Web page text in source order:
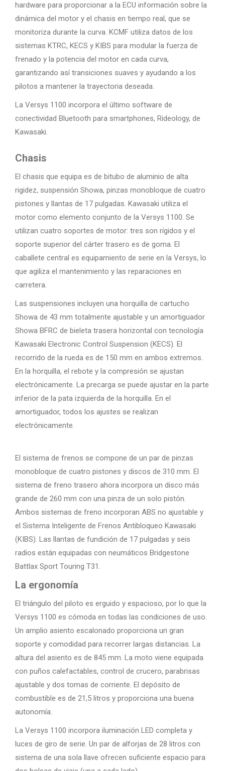
hardware para proporcionar a la ECU información sobre la
dinámica del motor y el chasis en tiempo real, que se
monitoriza durante la curva. KCMF utiliza datos de los
sistemas KTRC, KECS y KIBS para modular la fuerza de
frenado y la potencia del motor en cada curva,
garantizando así transiciones suaves y ayudando a los
pilotos a mantener la trayectoria deseada.
La Versys 1100 incorpora el último software de
conectividad Bluetooth para smartphones, Rideology, de
Kawasaki.
Chasis
El chasis que equipa es de bitubo de aluminio de alta
rigidez, suspensión Showa, pinzas monobloque de cuatro
pistones y llantas de 17 pulgadas. Kawasaki utiliza el
motor como elemento conjunto de la Versys 1100. Se
utilizan cuatro soportes de motor: tres son rígidos y el
soporte superior del cárter trasero es de goma. El
caballete central es equipamiento de serie en la Versys, lo
que agiliza el mantenimiento y las reparaciones en
carretera.
Las suspensiones incluyen una horquilla de cartucho
Showa de 43 mm totalmente ajustable y un amortiguador
Showa BFRC de bieleta trasera horizontal con tecnología
Kawasaki Electronic Control Suspension (KECS). El
recorrido de la rueda es de 150 mm en ambos extremos.
En la horquilla, el rebote y la compresión se ajustan
electrónicamente. La precarga se puede ajustar en la parte
inferior de la pata izquierda de la horquilla. En el
amortiguador, todos los ajustes se realizan
electrónicamente.
El sistema de frenos se compone de un par de pinzas
monobloque de cuatro pistones y discos de 310 mm. El
sistema de freno trasero ahora incorpora un disco más
grande de 260 mm con una pinza de un solo pistón.
Ambos sistemas de freno incorporan ABS no ajustable y
el Sistema Inteligente de Frenos Antibloqueo Kawasaki
(KIBS). Las llantas de fundición de 17 pulgadas y seis
radios están equipadas con neumáticos Bridgestone
Battlax Sport Touring T31.
La ergonomía
El triángulo del piloto es erguido y espacioso, por lo que la
Versys 1100 es cómoda en todas las condiciones de uso.
Un amplio asiento escalonado proporciona un gran
soporte y comodidad para recorrer largas distancias. La
altura del asiento es de 845 mm. La moto viene equipada
con puños calefactables, control de crucero, parabrisas
ajustable y dos tomas de corriente. El depósito de
combustible es de 21,5 litros y proporciona una buena
autonomía.
La Versys 1100 incorpora iluminación LED completa y
luces de giro de serie. Un par de alforjas de 28 litros con
sistema de una sola llave ofrecen suficiente espacio para